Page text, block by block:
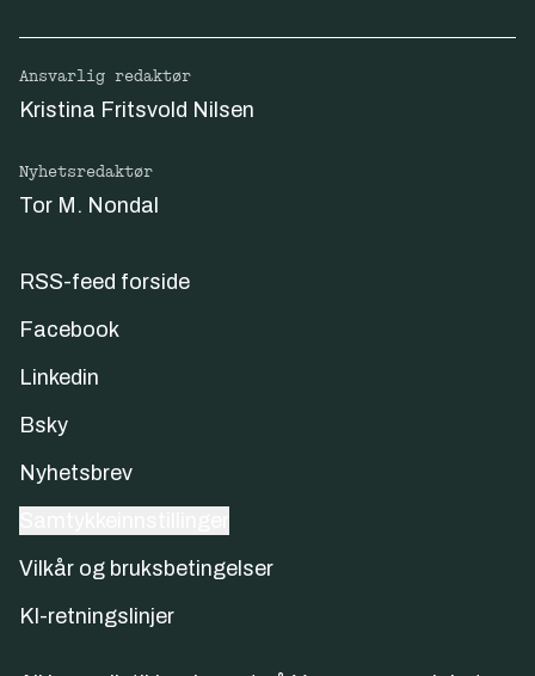
Ansvarlig redaktør
Kristina Fritsvold Nilsen
Nyhetsredaktør
Tor M. Nondal
RSS-feed forside
Facebook
Linkedin
Bsky
Nyhetsbrev
Vilkår og bruksbetingelser
KI-retningslinjer